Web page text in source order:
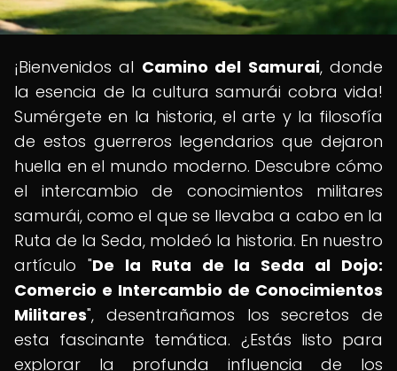
¡Bienvenidos al Camino del Samurai, donde
la esencia de la cultura samurái cobra vida!
Sumérgete en la historia, el arte y la filosofía
de estos guerreros legendarios que dejaron
huella en el mundo moderno. Descubre cómo
el intercambio de conocimientos militares
samurái, como el que se llevaba a cabo en la
Ruta de la Seda, moldeó la historia. En nuestro
artículo "De la Ruta de la Seda al Dojo:
Comercio e Intercambio de Conocimientos
Militares", desentrañamos los secretos de
esta fascinante temática. ¿Estás listo para
explorar la profunda influencia de los